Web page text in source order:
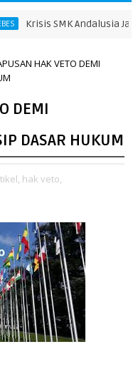
Krisis SMK Andalusia
HAK VETO DEMI
DEMI
DASAR HUKUM
hak veto,